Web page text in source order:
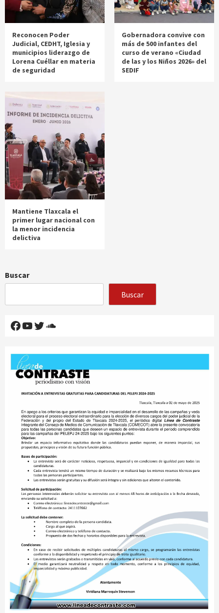
Reconocen Poder
Judicial, CEDHT, Iglesia y
municipios liderazgo de
Lorena Cuéllar en materia
de seguridad
Gobernadora convive con
más de 500 infantes del
curso de verano «Ciudad
de las y los Niños 2026» del
SEDIF
Mantiene Tlaxcala el
primer lugar nacional con
la menor incidencia
delictiva
Buscar
Buscar
Facebook
YouTube
Twitter
SoundCloud